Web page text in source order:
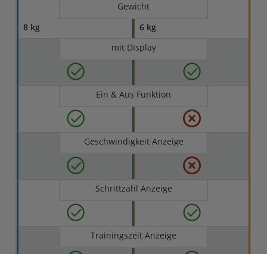
Gewicht
8 kg
6 kg
mit Display
Ein & Aus Funktion
Geschwindigkeit Anzeige
Schrittzahl Anzeige
Trainingszeit Anzeige